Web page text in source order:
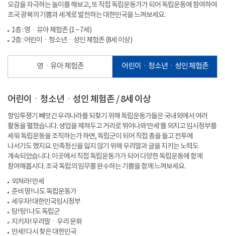
오감을 자극하는 놀이를 해보고, 또 직접 독립운동가가 되어 독립운동에 참여하여
조국 광복의 기쁨과 세계로 발전하는 대한민국을 느껴보세요.
1층 : 영ㆍ유아 체험존 (1 ~ 7세)
2층 : 어린이ㆍ청소년ㆍ성인 체험존 (8세 이상)
영ㆍ유아 체험존 어린이ㆍ청소년ㆍ성인 체험존
어린이ㆍ청소년ㆍ성인 체험존 / 8세 이상
항잉투쟁기 빼앗긴 우리나라를 되찾기 위해 독립운동가들은 국내외에서 여러
활동을 펼쳤습니다. 생업을 제쳐두고 거리로 뛰어나와‘만세’를 외치고 임시정부를
세워 독립운동을 조직하는가 하면, 독립군이 되어 직접 총을 들고 전투에
나서기도 했지요. 민족정신을 잃지 않기 위해 우리말과 글을 지키는 노력도
계속되었습니다. 이곳에서 직접 독립운동가가 되어 다양한 독립운동에 함께
참여해봅시다. 조국 독립의 임무를 완수하는 기쁨을 함께 느껴보세요.
외쳐라! 만세
준비 땅! 나도 독립운동가
세우자! 대한민국임시정부
탕! 탕! 나도 독립군
지키자! 우리말ㆍ우리 문화
만세! 다시 찾은 대한민국